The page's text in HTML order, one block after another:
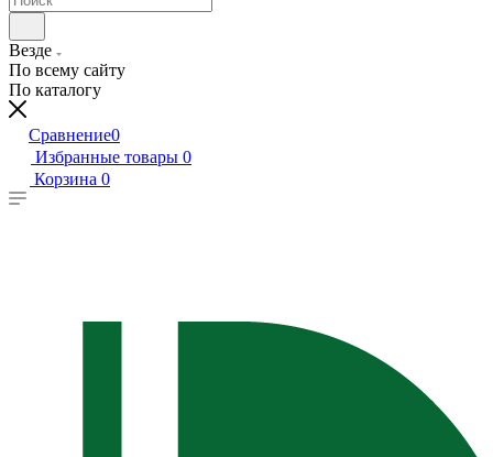
Везде
По всему сайту
По каталогу
Сравнение0
Избранные товары 0
Корзина 0